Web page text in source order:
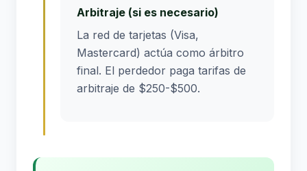
Arbitraje (si es necesario)
La red de tarjetas (Visa,
Mastercard) actúa como árbitro
final. El perdedor paga tarifas de
arbitraje de $250-$500.